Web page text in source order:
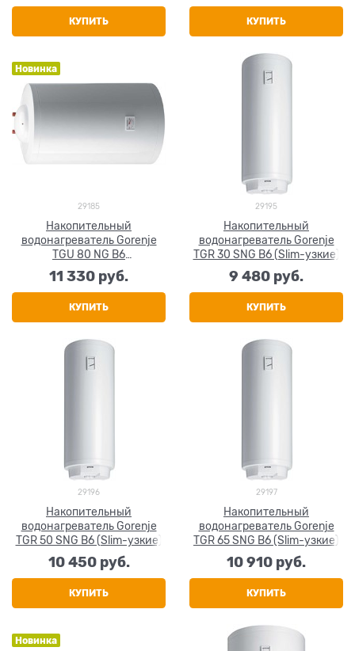
КУПИТЬ КУПИТЬ
Новинка
29185
Накопительный
водонагреватель Gorenje
TGU 80 NG B6
(универсальная установка)
11 330 руб.
КУПИТЬ
29195
Накопительный
водонагреватель Gorenje
TGR 30 SNG B6 (Slim-узкие)
9 480 руб.
КУПИТЬ
29196
Накопительный
водонагреватель Gorenje
TGR 50 SNG B6 (Slim-узкие)
10 450 руб.
КУПИТЬ
29197
Накопительный
водонагреватель Gorenje
TGR 65 SNG B6 (Slim-узкие)
10 910 руб.
КУПИТЬ
Новинка